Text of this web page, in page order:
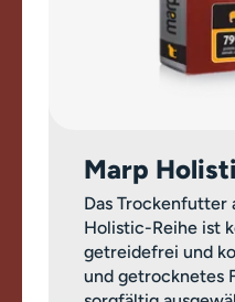
Marp
Das Trockenfutter
Holistic-Reihe ist
getreidefrei und
und getrocknetes